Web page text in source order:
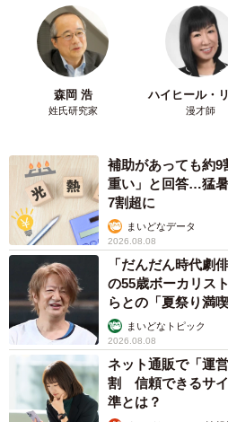
アクアマリンふくしま
所在地：福島県いわき市小名浜字
公式サイト：
https://
開催期間：2021年7月15日（木
イベントサイト：
https://www.aquamarine.or.jp/
森岡 浩
姓氏研究家
ハイヒール・
漫才師
補助があっても約9
重い」と回答…猛
7割超に
まいどなデータ
2026.08.08
「だんだん時代劇
の55歳ボーカリス
らとの「夏祭り満
まいどなトピック
2026.08.08
ネット通販で「運
割 信頼できるサ
準とは？